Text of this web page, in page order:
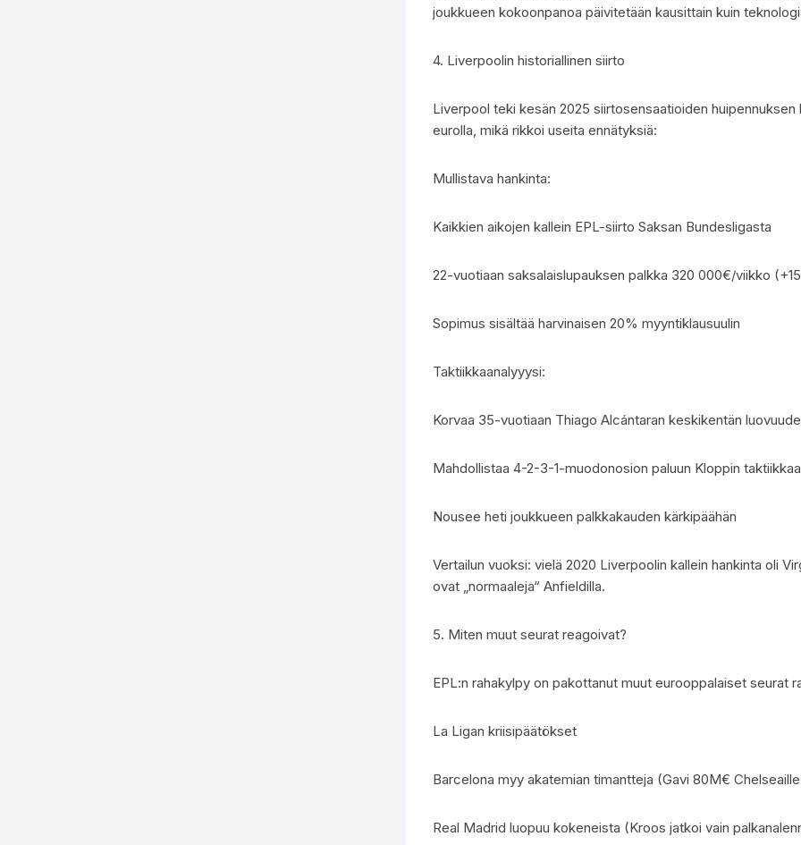
joukkueen kokoonpanoa päivitetään kausittain kuin
4. Liverpoolin historiallinen siirto
Liverpool teki kesän 2025 siirtosensaatioiden huipennuksen
eurolla, mikä rikkoi useita ennätyksiä:
Mullistava hankinta:
Kaikkien aikojen kallein EPL-siirto Saksan Bundesligasta
22-vuotiaan saksalaislupauksen palkka 320 000€/viikko
Sopimus sisältää harvinaisen 20% myyntiklausuulin
Taktiikkaanalyyysi:
Korvaa 35-vuotiaan Thiago Alcántaran keskikentän
Mahdollistaa 4-2-3-1-muodonosion paluun Kloppin
Nousee heti joukkueen palkkakauden kärkipäähän
Vertailun vuoksi: vielä 2020 Liverpoolin kallein hankinta oli
ovat „normaaleja“ Anfieldilla.
5. Miten muut seurat reagoivat?
EPL:n rahakylpy on pakottanut muut eurooppalaiset seurat
La Ligan kriisipäätökset
Barcelona myy akatemian timantteja (Gavi 80M€
Real Madrid luopuu kokeneista (Kroos jatkoi vain